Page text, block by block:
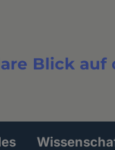
Blick auf